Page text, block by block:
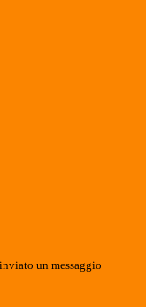
un messaggio